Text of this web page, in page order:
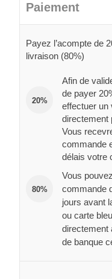
Paiement
Payez l’acompte de
livraison (80%)
20%
Afin de
de payer
effectuer un
directement
Vous
commande
délais votre
80%
Vous
commande
jours avant
ou carte
directement
de banque